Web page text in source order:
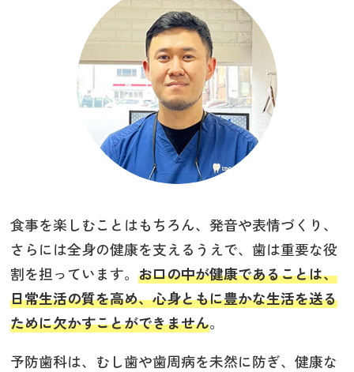
食事を楽しむことはもちろん、発音や表情づくり、
さらには全身の健康を支えるうえで、歯は重要な役
割を担っています。 お口の中が健康であることは、
日常生活の質を高め、心身ともに豊かな生活を送る
ために欠かすことができません。
予防歯科は、むし歯や歯周病を未然に防ぎ、健康な